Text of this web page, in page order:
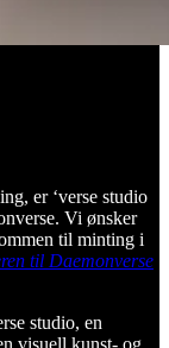
er ‘verse studio
Vi ønsker
til minting i
til Daemonverse
studio, en